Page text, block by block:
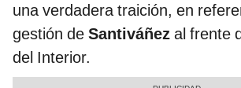
una verdadera traición, en
gestión de Santiváñez al frente
del Interior.